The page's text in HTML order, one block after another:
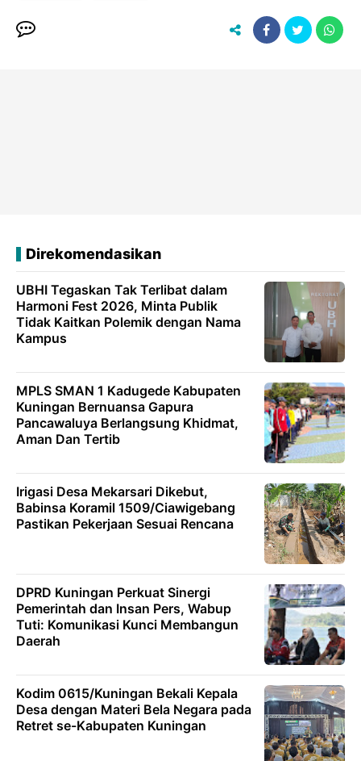
Direkomendasikan
UBHI Tegaskan Tak Terlibat dalam
Harmoni Fest 2026, Minta Publik
Tidak Kaitkan Polemik dengan Nama
Kampus
MPLS SMAN 1 Kadugede Kabupaten
Kuningan Bernuansa Gapura
Pancawaluya Berlangsung Khidmat,
Aman Dan Tertib
Irigasi Desa Mekarsari Dikebut,
Babinsa Koramil 1509/Ciawigebang
Pastikan Pekerjaan Sesuai Rencana
DPRD Kuningan Perkuat Sinergi
Pemerintah dan Insan Pers, Wabup
Tuti: Komunikasi Kunci Membangun
Daerah
Kodim 0615/Kuningan Bekali Kepala
Desa dengan Materi Bela Negara pada
Retret se-Kabupaten Kuningan